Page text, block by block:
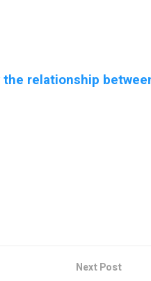
relationship
Next Post